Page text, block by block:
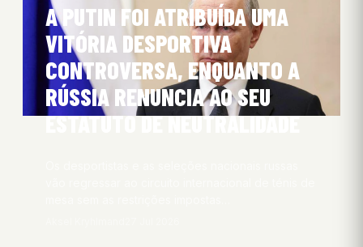
A PUTIN FOI ATRIBUÍDA UMA
VITÓRIA DESPORTIVA
CONTROVERSA, ENQUANTO A
RÚSSIA RENUNCIA AO SEU
ESTATUTO DE NEUTRALIDADE